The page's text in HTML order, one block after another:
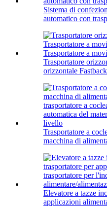
Sistema di
automatico con
Trasportatore
orizzontale Fastback
Trasportatore a
macchina di
Elevatore a tazze
applicazioni